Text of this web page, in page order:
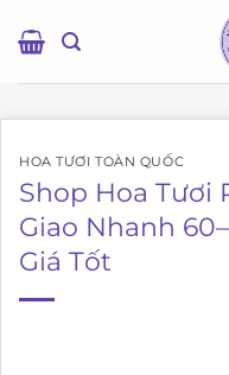
qua
HOA TƯƠI TOÀN QUỐC
Shop Hoa Tươi
Giao Nhanh
Giá Tốt